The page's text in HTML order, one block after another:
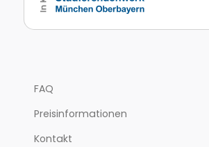
FAQ
Preisinformationen
Kontakt